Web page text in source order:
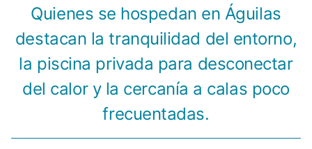
Quienes se hospedan en Águilas
destacan la tranquilidad del entorno,
la piscina privada para desconectar
del calor y la cercanía a calas poco
frecuentadas.